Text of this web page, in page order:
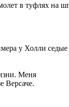
в туфлях на
у Холли седые
Меня
Версаче.